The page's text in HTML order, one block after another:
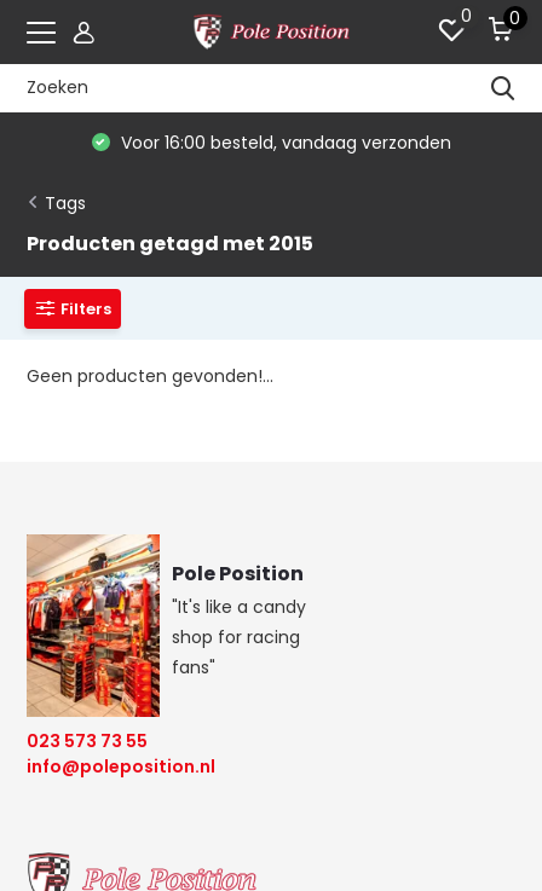
0 0
Voor 16:00 besteld, vandaag verzonden
Tags
Producten getagd met 2015
Filters
Geen producten gevonden!...
Pole Position
"It's like a candy
shop for racing
fans"
023 573 73 55
info@poleposition.nl